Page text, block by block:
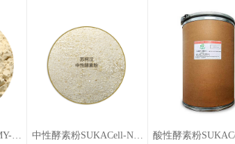
中温α-淀粉酶SUKAMY-TX550 纺织品退浆用 中性酵素粉SUKACell-N1000